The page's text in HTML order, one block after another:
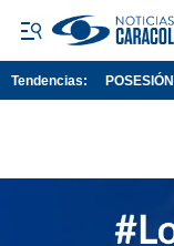
Tendencias: